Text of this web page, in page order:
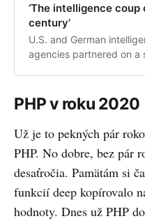
‘The intelligence coup
century’
U.S. and German
agencies partnered on a
taking their money and
their secrets.
PHP v roku 2020
Už je to pekných pár
PHP. No dobre, bez pár
desaťročia. Pamätám si
funkcií deep kopírovalo
hodnoty. Dnes už PHP